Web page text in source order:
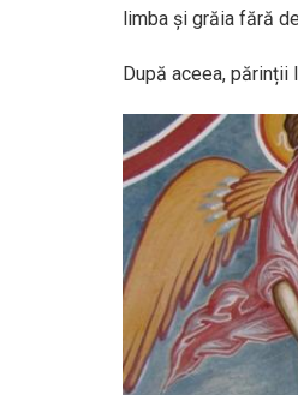
limba și grăia fără
După aceea,